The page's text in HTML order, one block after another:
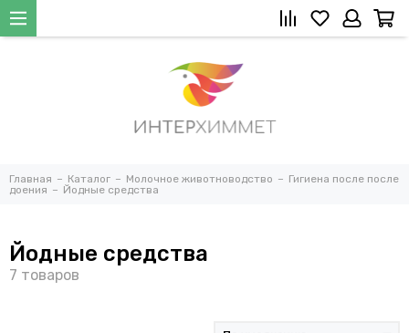
Главная Каталог Молочное животноводство
Гигиена после после
доения
Йодные средства
Йодные средства